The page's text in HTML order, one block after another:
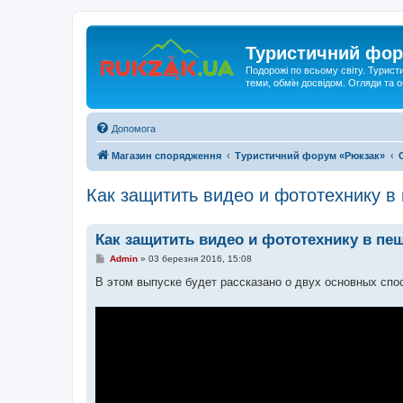
Туристичний
Подорожі по всьому світу.
теми, обмін досвідом. Огляди та
Допомога
Магазин спорядження Туристичний форум «Рюкзак»
Как защитить видео и фототехнику
Как защитить видео и фототехнику в
П
в
Admin» 03 березня 2016, 15:08
В этом выпуске будет рассказано о двух основных